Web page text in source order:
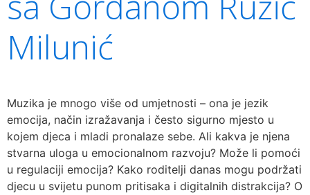
Milunić
Muzika je mnogo više od umjetnosti – ona je jezik
emocija, način izražavanja i često sigurno mjesto u
kojem djeca i mladi pronalaze sebe. Ali kakva je njena
stvarna uloga u emocionalnom razvoju? Može li pomoći
u regulaciji emocija? Kako roditelji danas mogu podržati
djecu u svijetu punom pritisaka i digitalnih distrakcija? O